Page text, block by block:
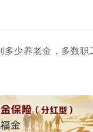
多少养老金，多数职